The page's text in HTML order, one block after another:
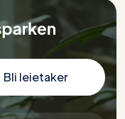
Bli leietaker